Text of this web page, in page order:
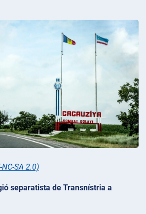
NC-SA 2.0)
separatista de Transnístria a